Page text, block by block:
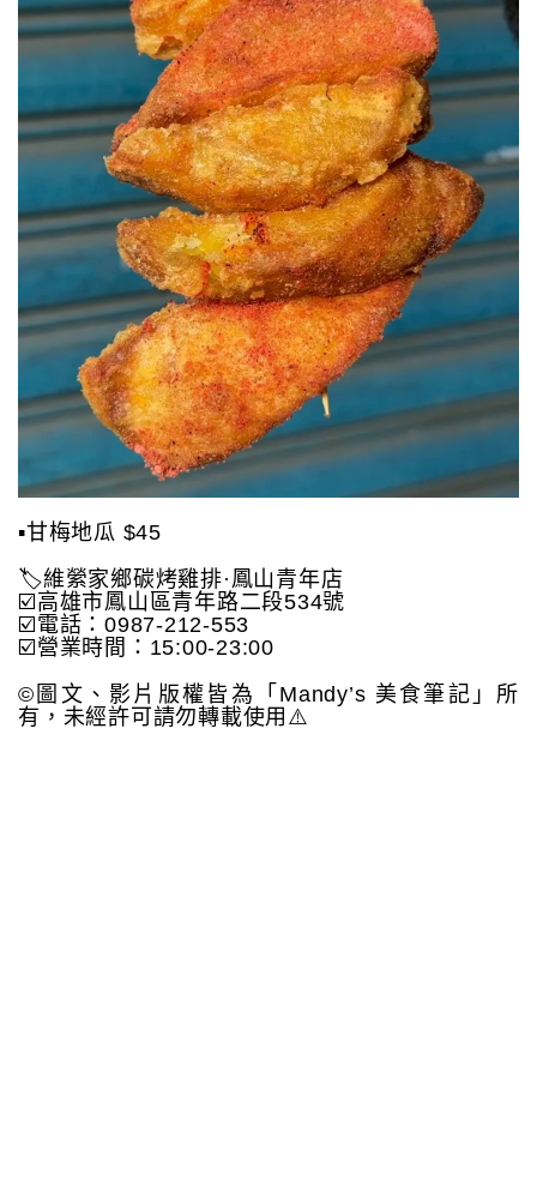
▪️甘梅地瓜 $45
🏷️維縈家鄉碳烤雞排·鳳山青年店
☑️高雄市鳳山區青年路二段534號
☑️電話：0987-212-553
☑️營業時間：15:00-23:00
©️圖文、影片版權皆為「Mandy’s 美食筆記」所
有，未經許可請勿轉載使用⚠️